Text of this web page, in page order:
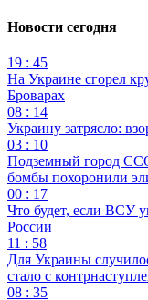
Новости сегодня
19 : 45
На Украине сгорел
Броварах
08 : 14
Украину затрясло:
03 : 10
Подземный город
бомбы похоронили
00 : 17
Что будет, если ВСУ
России
11 : 58
Для Украины
стало с
08 : 35